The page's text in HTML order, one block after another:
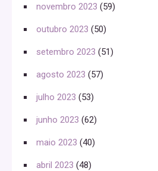
novembro 2023 (59)
outubro 2023 (50)
setembro 2023 (51)
agosto 2023 (57)
julho 2023 (53)
junho 2023 (62)
maio 2023 (40)
abril 2023 (48)